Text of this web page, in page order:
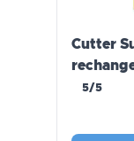
Cutter
5/5